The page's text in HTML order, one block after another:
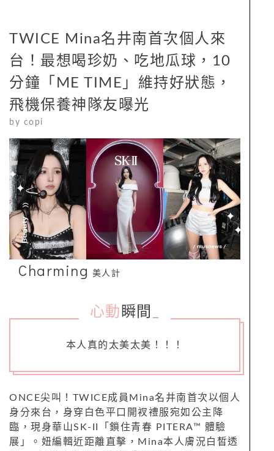
TWICE Mina名井南首次個人來
台！最想喝珍奶、吃地瓜球，10
分鐘「ME TIME」維持好狀態，
飛機保養神隊友曝光
by copi
Charming 美人計
心動 瞬間
本人真的太美太美！！！
ONCE尖叫！TWICE成員Mina名井南首次以個人
身分來台，身穿白色平口開衩禮服宛如公主降
臨，現身華山SK-II「鎖住青春 PITERA™ 體驗
展」。妞編輯近距離直擊，Mina本人膚況白皙透